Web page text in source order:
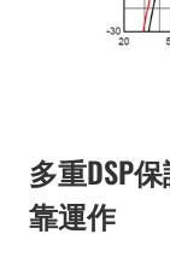
多重DSP
靠運作